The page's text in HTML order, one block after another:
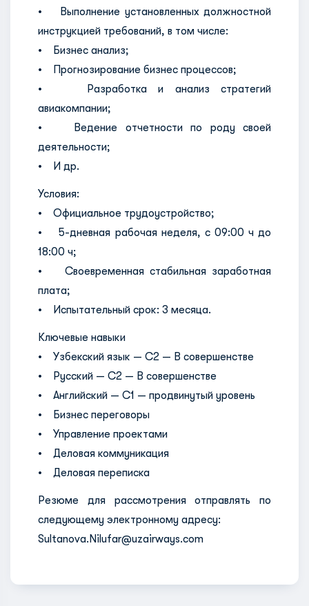
• Выполнение установленных должностной
инструкцией требований, в том числе:
• Бизнес анализ;
• Прогнозирование бизнес процессов;
• Разработка и анализ стратегий
авиакомпании;
• Ведение отчетности по роду своей
деятельности;
• И др.
Условия:
• Официальное трудоустройство;
• 5-дневная рабочая неделя, с 09:00 ч до
18:00 ч;
• Своевременная стабильная заработная
плата;
• Испытательный срок: 3 месяца.
Ключевые навыки
• Узбекский язык — C2 — В совершенстве
• Русский — C2 — В совершенстве
• Английский — C1 — продвинутый уровень
• Бизнес переговоры
• Управление проектами
• Деловая коммуникация
• Деловая переписка
Резюме для рассмотрения отправлять по
следующему электронному адресу:
Sultanova.Nilufar@uzairways.com